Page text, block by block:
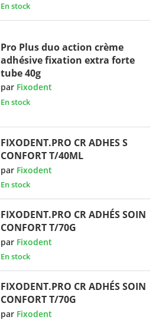
En stock
Pro Plus duo action crème
adhésive fixation extra forte
tube 40g
par Fixodent
En stock
FIXODENT.PRO CR ADHES S
CONFORT T/40ML
par Fixodent
En stock
FIXODENT.PRO CR ADHÉS SOIN
CONFORT T/70G
par Fixodent
En stock
FIXODENT.PRO CR ADHÉS SOIN
CONFORT T/70G
par Fixodent